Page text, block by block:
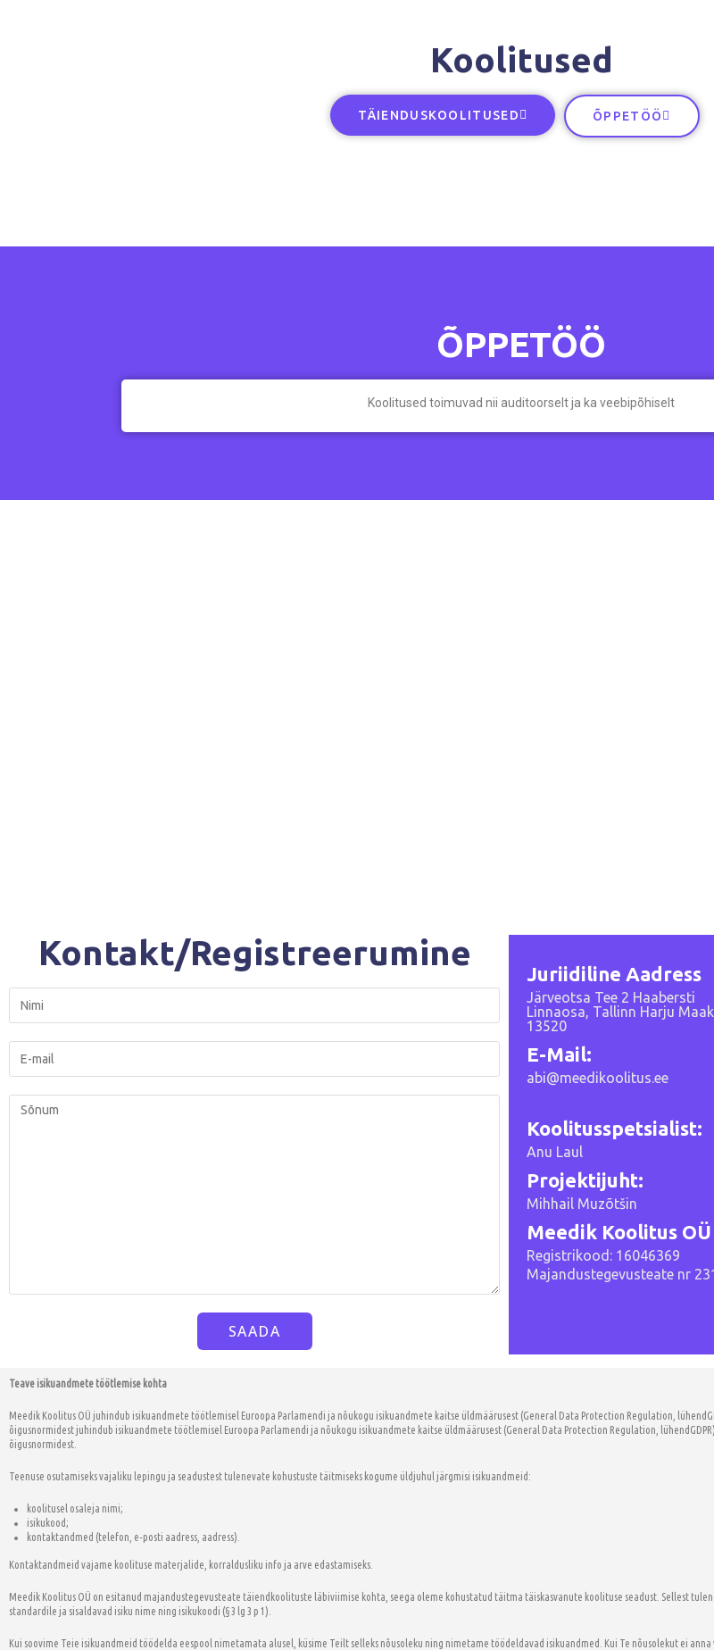
Koolitused
TÄIENDUSKOOLITUSED ÕPPETÖÖ
ÕPPETÖÖ​
Koolitused toimuvad nii auditoorselt ja ka veebipõhiselt
Kontakt/Registreerumine
Juriidiline Aadress
Järveotsa Tee 2 Haabersti
Linnaosa, Tallinn Harju
13520
E-Mail:
abi@meedikoolitus.ee
Koolitusspetsialist:
Anu Laul
Projektijuht:
Mihhail Muzõtšin
Meedik Koolitus OÜ
Registrikood: 16046369
Majandustegevusteate nr
Teave isikuandmete töötlemise kohta
Meedik Koolitus OÜ juhindub isikuandmete töötlemisel Euroopa Parlamendi ja nõukogu isikuandmete kaitse üldmäärusest (General Data Protection Regulation,
õigusnormidest juhindub isikuandmete töötlemisel Euroopa Parlamendi ja nõukogu isikuandmete kaitse üldmäärusest (General Data Protection Regulation,
õigusnormidest.
Teenuse osutamiseks vajaliku lepingu ja seadustest tulenevate kohustuste täitmiseks kogume üldjuhul järgmisi isikuandmeid:
koolitusel osaleja nimi;
isikukood;
kontaktandmed (telefon, e-posti aadress, aadress).
Kontaktandmeid vajame koolituse materjalide, korraldusliku info ja arve edastamiseks.
Meedik Koolitus OÜ on esitanud majandustegevusteate täiendkoolituste läbiviimise kohta, seega oleme kohustatud täitma täiskasvanute koolituse seadust. Sellest
standardile ja sisaldavad isiku nime ning isikukoodi (§ 3 lg 3 p 1).
Kui soovime Teie isikuandmeid töödelda eespool nimetamata alusel, küsime Teilt selleks nõusoleku ning nimetame töödeldavad isikuandmed. Kui Te nõusolekut ei